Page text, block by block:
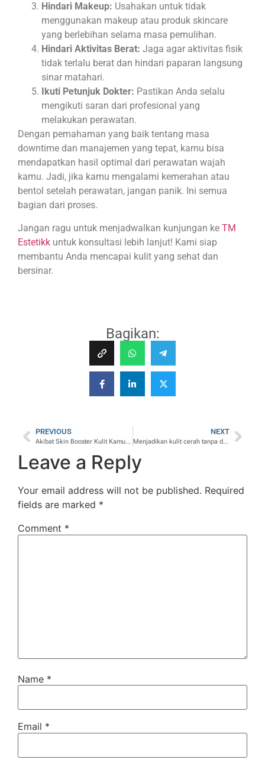
Hindari Makeup: Usahakan untuk tidak
menggunakan makeup atau produk skincare
yang berlebihan selama masa pemulihan.
Hindari Aktivitas Berat: Jaga agar aktivitas fisik
tidak terlalu berat dan hindari paparan langsung
sinar matahari.
Ikuti Petunjuk Dokter: Pastikan Anda selalu
mengikuti saran dari profesional yang
melakukan perawatan.
Dengan pemahaman yang baik tentang masa
downtime dan manajemen yang tepat, kamu bisa
mendapatkan hasil optimal dari perawatan wajah
kamu. Jadi, jika kamu mengalami kemerahan atau
bentol setelah perawatan, jangan panik. Ini semua
bagian dari proses.
Jangan ragu untuk menjadwalkan kunjungan ke TM
Estetikk untuk konsultasi lebih lanjut! Kami siap
membantu Anda mencapai kulit yang sehat dan
bersinar.
Bagikan:
PREVIOUS
Akibat Skin Booster Kulit Kamu Jadi Seperti Ini!!!!
NEXT
Menjadikan kulit cerah tanpa di suntik
Leave a Reply
Your email address will not be published. Required
fields are marked *
Comment *
Name *
Email *